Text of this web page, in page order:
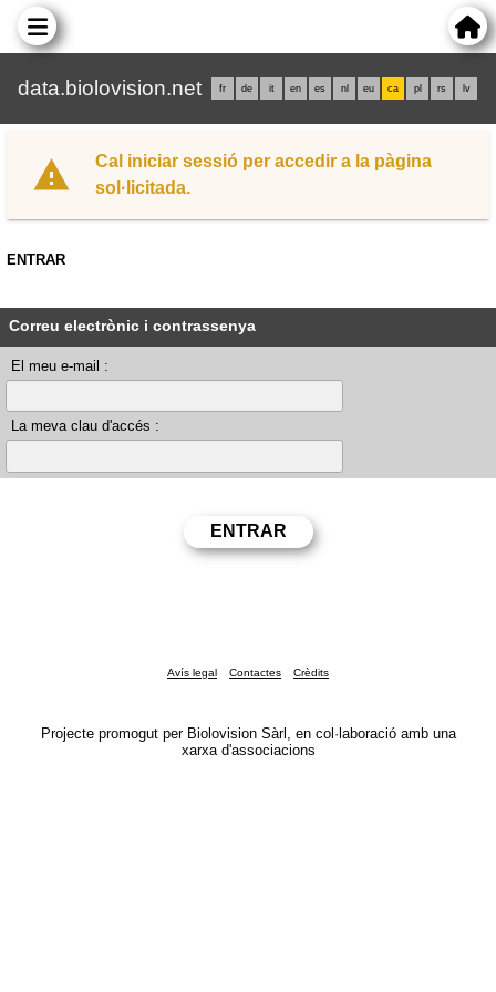
data.biolovision.net fr de it en es nl eu ca pl rs lv
Cal iniciar sessió per accedir a la pàgina
sol·licitada.
ENTRAR
Correu electrònic i contrassenya
El meu e-mail :
La meva clau d'accés :
Avís legal Contactes Crèdits
Projecte promogut per Biolovision Sàrl, en col·laboració amb una
xarxa d'associacions